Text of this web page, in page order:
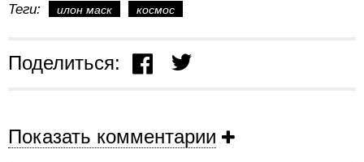
Теги: илон маск космос
Поделиться:
Показать комментарии